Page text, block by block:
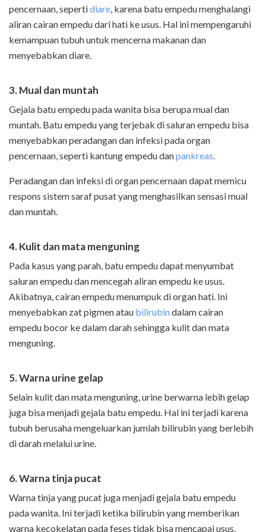
pencernaan, sepertidiare, karena batu empedu menghalangi
aliran cairan empedu dari hati ke usus. Hal ini mempengaruhi
kemampuan tubuh untuk mencerna makanan dan
menyebabkan diare.
3. Mual dan muntah
Gejala batu empedu pada wanita bisa berupa mual dan
muntah. Batu empedu yang terjebak di saluran empedu bisa
menyebabkan peradangan dan infeksi pada organ
pencernaan, seperti kantung empedu danpankreas.
Peradangan dan infeksi di organ pencernaan dapat memicu
respons sistem saraf pusat yang menghasilkan sensasi mual
dan muntah.
4. Kulit dan mata menguning
Pada kasus yang parah, batu empedu dapat menyumbat
saluran empedu dan mencegah aliran empedu ke usus.
Akibatnya, cairan empedu menumpuk di organ hati. Ini
menyebabkan zat pigmen atau bilirubindalam cairan
empedu bocor ke dalam darah sehingga kulit dan mata
menguning.
5. Warna urine gelap
Selain kulit dan mata menguning, urine berwarna lebih gelap
juga bisa menjadi gejala batu empedu. Hal ini terjadi karena
tubuh berusaha mengeluarkan jumlah bilirubin yang berlebih
di darah melalui urine.
6. Warna tinja pucat
Warna tinja yang pucat juga menjadi gejala batu empedu
pada wanita. Ini terjadi ketika bilirubin yang memberikan
warna kecokelatan pada feses tidak bisa mencapai usus,